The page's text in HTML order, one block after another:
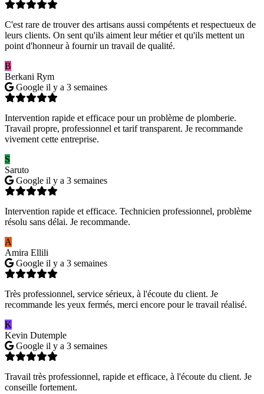
C'est rare de trouver des artisans aussi compétents et respectueux de
leurs clients. On sent qu'ils aiment leur métier et qu'ils mettent un
point d'honneur à fournir un travail de qualité.
B
Berkani Rym
Google il y a 3 semaines
Intervention rapide et efficace pour un problème de plomberie.
Travail propre, professionnel et tarif transparent. Je recommande
vivement cette entreprise.
S
Saruto
Google il y a 3 semaines
Intervention rapide et efficace. Technicien professionnel, problème
résolu sans délai. Je recommande.
A
Amira Ellili
Google il y a 3 semaines
Très professionnel, service sérieux, à l'écoute du client. Je
recommande les yeux fermés, merci encore pour le travail réalisé.
K
Kevin Dutemple
Google il y a 3 semaines
Travail très professionnel, rapide et efficace, à l'écoute du client. Je
conseille fortement.